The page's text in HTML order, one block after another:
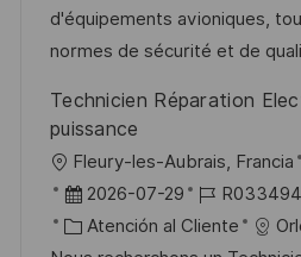
n p
u
l
a
l
e
r
í
d'équipements avioniques,
normes de sécurité et de
Technicien Réparation
puissance
U
b
Fleury-les-Aubrais, Francia
F
e
2026-07-29
I
D
C Atención al Cliente